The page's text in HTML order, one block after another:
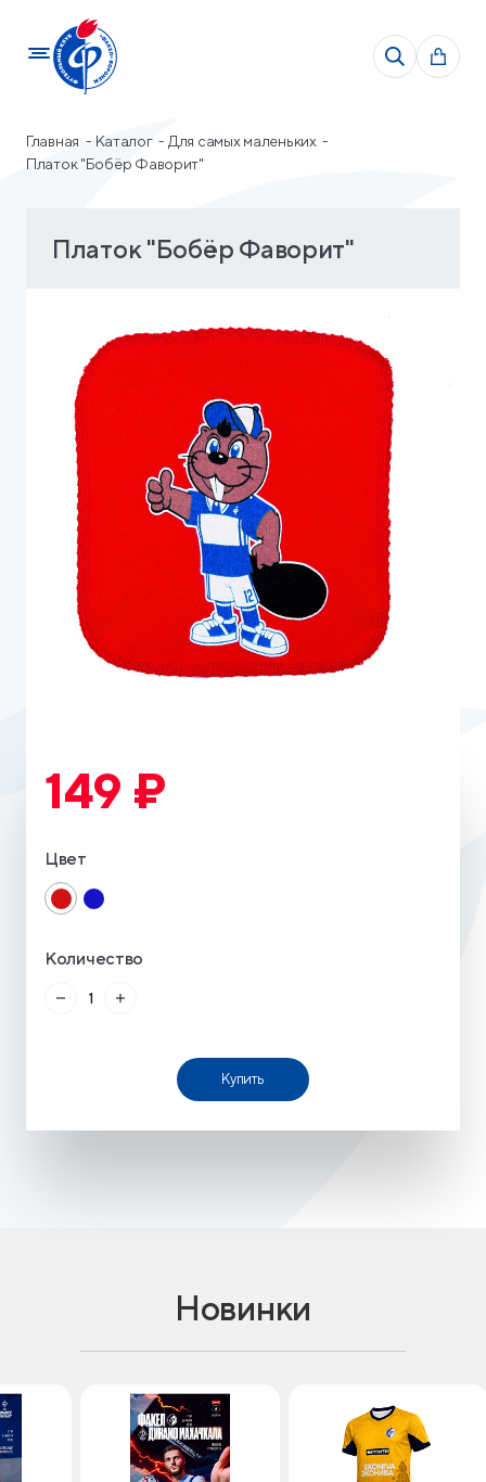
Главная Каталог
Для самых маленьких
Платок "Бобёр Фаворит"
Платок "Бобёр Фаворит"
149 ₽
Цвет
Количество
Купить
Новинки